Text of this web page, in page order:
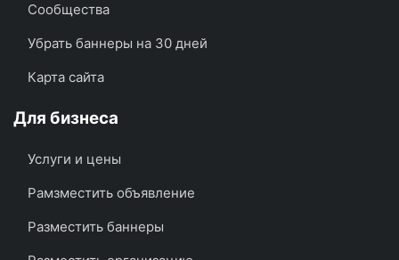
Сообщества
Убрать баннеры на 30 дней
Карта сайта
Для бизнеса
Услуги и цены
Рамзместить объявление
Разместить баннеры